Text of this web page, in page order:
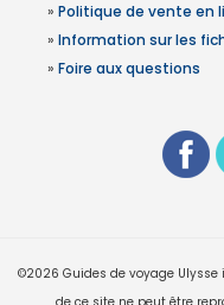
» Politique de vente en
» Information sur les
» Foire aux questions
©2026 Guides de voyage Ulysse